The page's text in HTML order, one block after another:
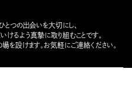
とつの出会いを大切にし、
けるよう真摯に取り組むことです。
を設けます。お気軽にご連絡ください。